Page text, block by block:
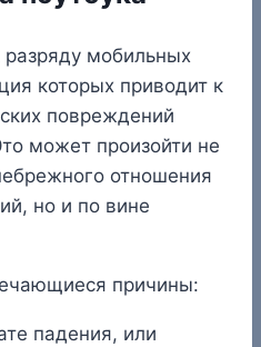
разряду мобильных
которых приводит к
повреждений
может произойти не
отношения
но и по вине
причины:
падения, или